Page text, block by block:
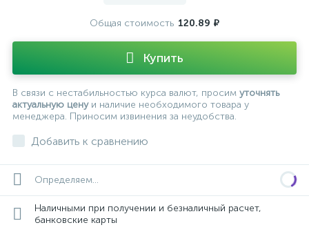
Общая стоимость 120.89 ₽
Купить
В связи с нестабильностью курса валют, просим уточнять
актуальную ценуи наличие необходимого товара у
менеджера. Приносим извинения за неудобства.
Добавить к сравнению
Определяем...
Наличными при получении и безналичный расчет,
банковские карты